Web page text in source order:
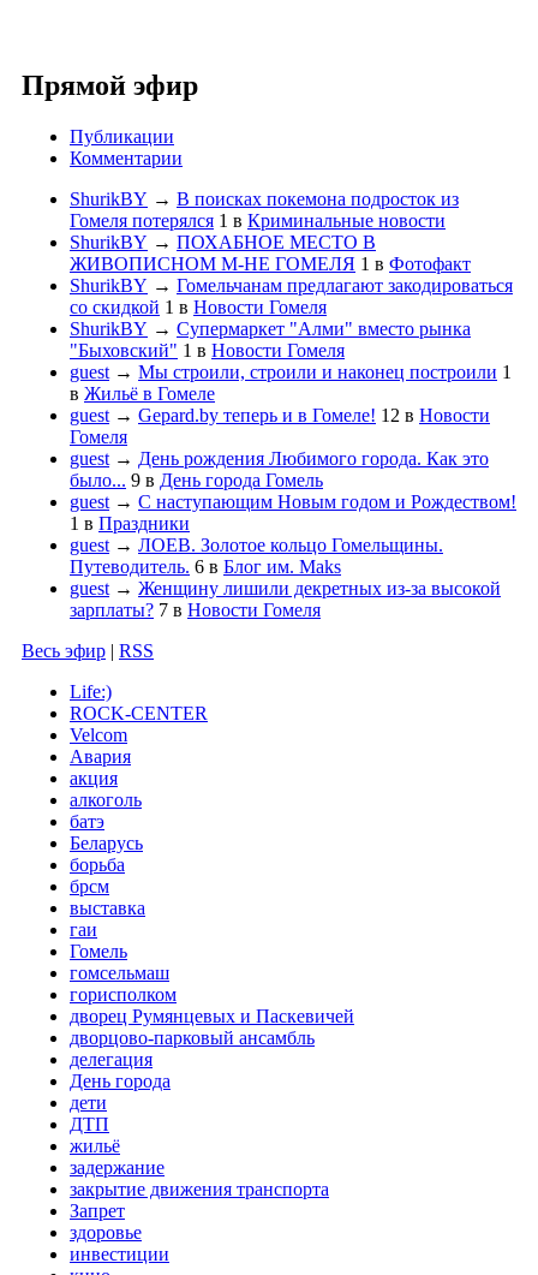
Прямой эфир
Публикации
Комментарии
ShurikBY → В поисках покемона подросток из
Гомеля потерялся 1 в Криминальные новости
ShurikBY → ПОХАБНОЕ МЕСТО В
ЖИВОПИСНОМ М-НЕ ГОМЕЛЯ 1 в Фотофакт
ShurikBY → Гомельчанам предлагают закодироваться
со скидкой 1 в Новости Гомеля
ShurikBY → Супермаркет "Алми" вместо рынка
"Быховский" 1 в Новости Гомеля
guest → Мы строили, строили и наконец построили 1
в Жильё в Гомеле
guest → Gepard.by теперь и в Гомеле! 12 в Новости
Гомеля
guest → День рождения Любимого города. Как это
было... 9 в День города Гомель
guest → С наступающим Новым годом и Рождеством!
1 в Праздники
guest → ЛОЕВ. Золотое кольцо Гомельщины.
Путеводитель. 6 в Блог им. Maks
guest → Женщину лишили декретных из-за высокой
зарплаты? 7 в Новости Гомеля
Весь эфир | RSS
Life:)
ROCK-CENTER
Velcom
Авария
акция
алкоголь
батэ
Беларусь
борьба
брсм
выставка
гаи
Гомель
гомсельмаш
горисполком
дворец Румянцевых и Паскевичей
дворцово-парковый ансамбль
делегация
День города
дети
ДТП
жильё
задержание
закрытие движения транспорта
Запрет
здоровье
инвестиции